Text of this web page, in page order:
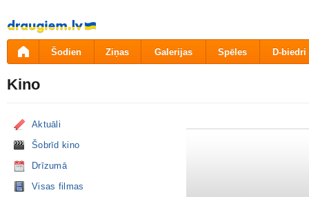
Pāriet
uz
saturu
Šodien Ziņas Galerijas Spēles D-biedri
Kino
Aktuāli
Šobrīd kino
Drīzumā
Visas filmas